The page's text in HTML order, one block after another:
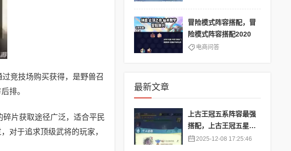
竞技场购买获得，是野兽召
排。
片获取途径广泛，适合平民
对于追求顶级武将的玩家，
冒险模式阵容搭配，冒
险模式阵容搭配2020
电商问答
最新文章
上古王冠五系阵容最强
搭配，上古王冠五星排
行 2025-12-08 17:25:46